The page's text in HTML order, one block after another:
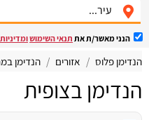
הנני מאשר/ת את תנאי השימוש
הנדימן פלוס אזורים הנדימן
הנדימן בצופית